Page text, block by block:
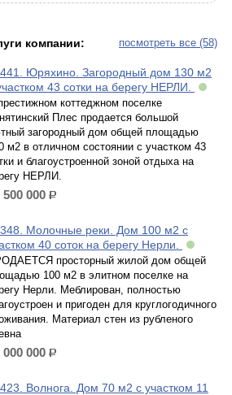
посмотреть все (58)
компании:
Юряхино. Загородный дом 130 м2
43 сотки на берегу НЕРЛИ.
коттеджном поселке
Плес продается большой
загородный дом общей площадью
м2 в отличном состоянии с участком 43
и благоустроенной зоной отдыха на
НЕРЛИ.
500 000 р.
Молочные реки. Дом 100 м2 с
40 соток на берегу Нерли.
просторный жилой дом общей
100 м2 в элитном поселке на
Нерли. Меблирован, полностью
и пригоден для круглогодичного
Материал стен из рубленого
000 000 р.
Волнога. Дом 70 м2 с участком 11